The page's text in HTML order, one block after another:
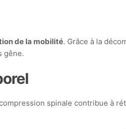
de la mobilité. Grâce à la
gêne.
spinale contribue à